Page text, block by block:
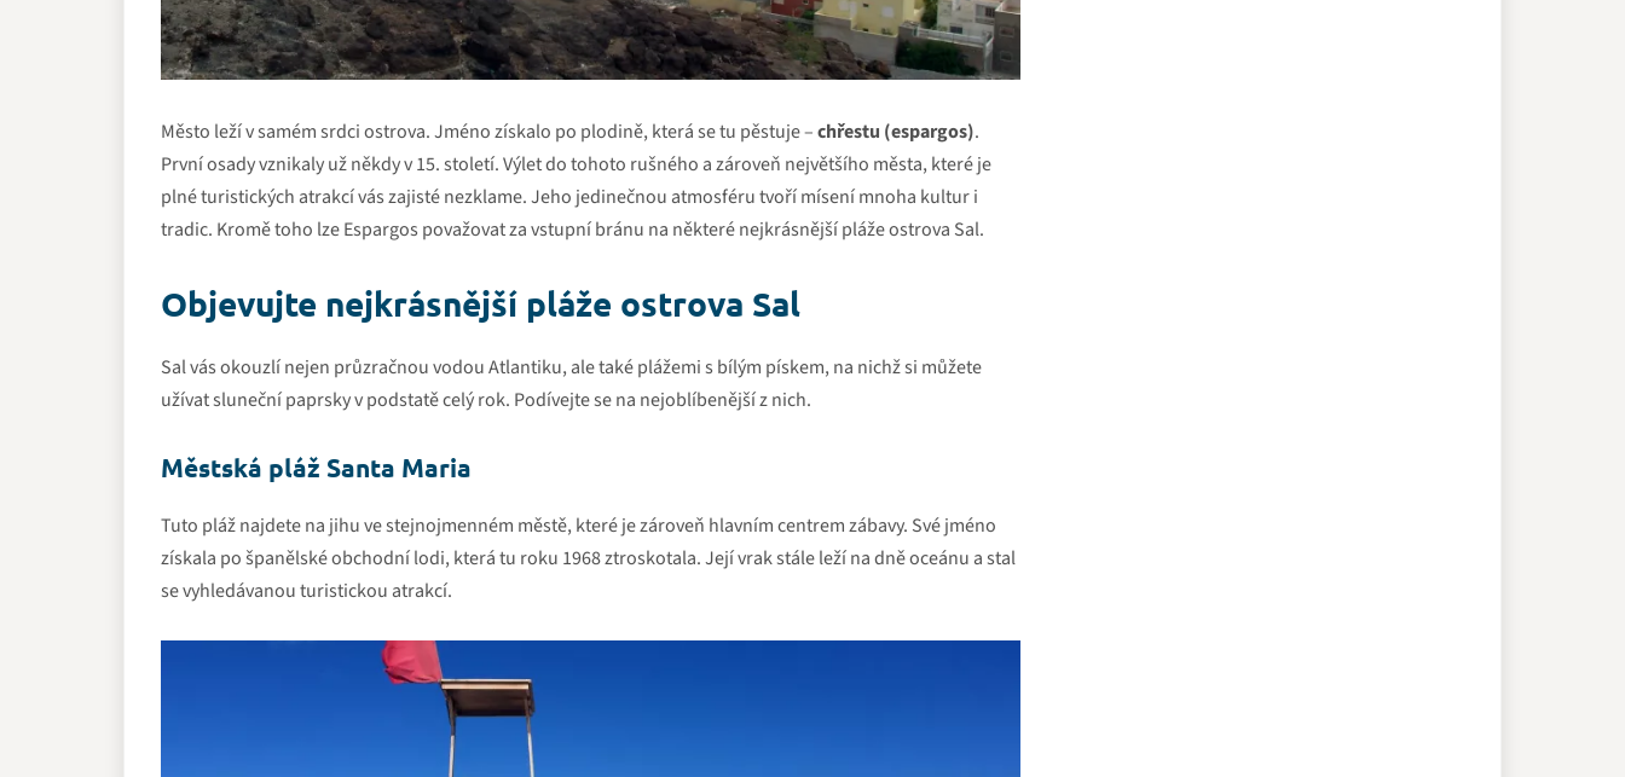
Město leží v samém srdci ostrova. Jméno získalo po plodině, která se tu pěstuje –chřestu (espargos).
První osady vznikaly už někdy v 15. století. Výlet do tohoto rušného a zároveň největšího města, které je
plné turistických atrakcí vás zajisté nezklame. Jeho jedinečnou atmosféru tvoří mísení mnoha kultur i
tradic. Kromě toho lze Espargos považovat za vstupní bránu na některé nejkrásnější pláže ostrova Sal.
Objevujte nejkrásnější pláže ostrova Sal
Sal vás okouzlí nejen průzračnou vodou Atlantiku, ale také plážemi s bílým pískem, na nichž si můžete
užívat sluneční paprsky v podstatě celý rok. Podívejte se na nejoblíbenější z nich.
Městská pláž Santa Maria
Tuto pláž najdete na jihu ve stejnojmenném městě, které je zároveň hlavním centrem zábavy. Své jméno
získala po španělské obchodní lodi, která tu roku 1968 ztroskotala. Její vrak stále leží na dně oceánu a stal
se vyhledávanou turistickou atrakcí.